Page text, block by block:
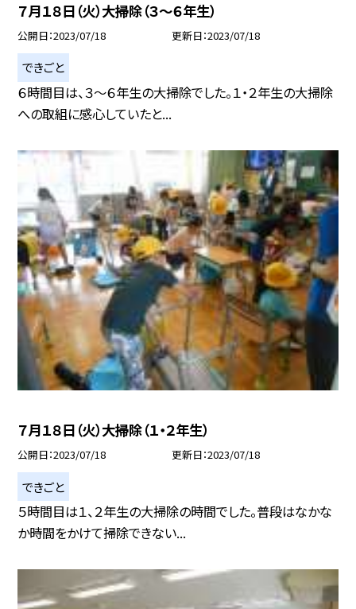
７月１８日（火）大掃除（３〜６年生）
公開日 2023/07/18 更新日 2023/07/18
できごと
６時間目は、３〜６年生の大掃除でした。１・２年生の大掃除
への取組に感心していたと...
７月１８日（火）大掃除（１・２年生）
公開日 2023/07/18 更新日 2023/07/18
できごと
５時間目は１、２年生の大掃除の時間でした。普段はなかな
か時間をかけて掃除できない...